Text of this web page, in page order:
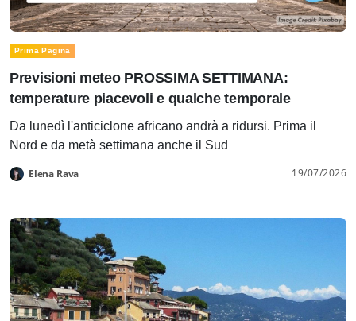
Prima Pagina
Previsioni meteo PROSSIMA SETTIMANA:
temperature piacevoli e qualche temporale
Da lunedì l'anticiclone africano andrà a ridursi. Prima il
Nord e da metà settimana anche il Sud
Elena Rava 19/07/2026